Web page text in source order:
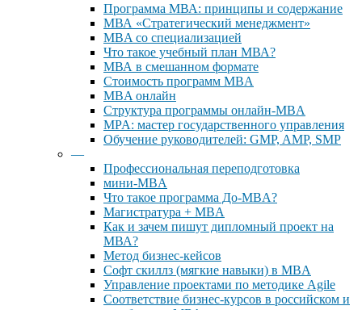
Программа МВА: принципы и содержание
МВА «Cтратегический менеджмент»
MBA со специализацией
Что такое учебный план МВА?
МВА в смешанном формате
Стоимость программ MBA
MBA онлайн
Cтруктура программы онлайн-MBA
MPA: мастер государственного управления
Обучение руководителей: GMP, AMP, SMP
—
Профессиональная переподготовка
мини-MBA
Что такое программа До-MBA?
Магистратура + MBA
Как и зачем пишут дипломный проект на
МВА?
Метод бизнес-кейсов
Софт скиллз (мягкие навыки) в MBA
Управление проектами по методике Agile
Соответствие бизнес-курсов в российском и